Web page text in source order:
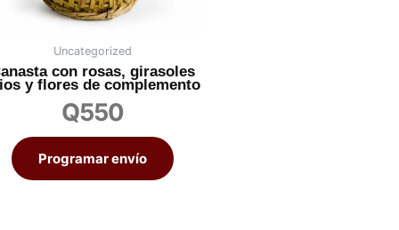
Uncategorized
con rosas, girasoles
y flores de complemento
Q550
Programar envío